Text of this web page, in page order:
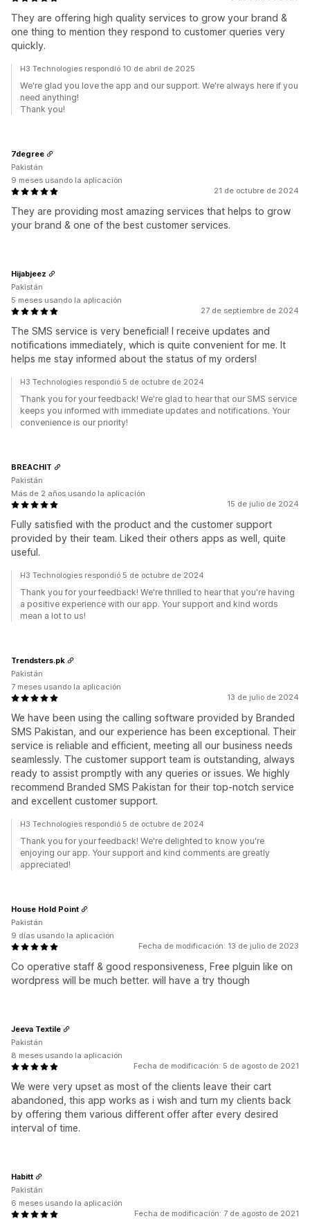
They are offering high quality services to grow your brand &
one thing to mention they respond to customer queries very
quickly.
H3 Technologies respondió 10 de abril de 2025
We're glad you love the app and our support. We're always here if you
need anything!
Thank you!
21 de octubre de 2024
They are providing most amazing services that helps to grow
your brand & one of the best customer services.
7degree
Pakistán
9 meses usando la aplicación
27 de septiembre de 2024
The SMS service is very beneficial! I receive updates and
notifications immediately, which is quite convenient for me. It
helps me stay informed about the status of my orders!
Hijabjeez
Pakistán
5 meses usando la aplicación
H3 Technologies respondió 5 de octubre de 2024
Thank you for your feedback! We're glad to hear that our SMS service
keeps you informed with immediate updates and notifications. Your
convenience is our priority!
15 de julio de 2024
Fully satisfied with the product and the customer support
provided by their team. Liked their others apps as well, quite
useful.
BREACHIT
Pakistán
Más de 2 años usando la aplicación
H3 Technologies respondió 5 de octubre de 2024
Thank you for your feedback! We're thrilled to hear that you're having
a positive experience with our app. Your support and kind words
mean a lot to us!
13 de julio de 2024
We have been using the calling software provided by Branded
SMS Pakistan, and our experience has been exceptional. Their
service is reliable and efficient, meeting all our business needs
seamlessly. The customer support team is outstanding, always
ready to assist promptly with any queries or issues. We highly
recommend Branded SMS Pakistan for their top-notch service
and excellent customer support.
Trendsters.pk
Pakistán
7 meses usando la aplicación
H3 Technologies respondió 5 de octubre de 2024
Thank you for your feedback! We're delighted to know you're
enjoying our app. Your support and kind comments are greatly
appreciated!
Fecha de modificación: 13 de julio de 2023
Co operative staff & good responsiveness, Free plguin like on
wordpress will be much better. will have a try though
House Hold Point
Pakistán
9 días usando la aplicación
Fecha de modificación: 5 de agosto de 2021
We were very upset as most of the clients leave their cart
abandoned, this app works as i wish and turn my clients back
by offering them various different offer after every desired
interval of time.
Jeeva Textile
Pakistán
8 meses usando la aplicación
Fecha de modificación: 7 de agosto de 2021
Habitt
Pakistán
6 meses usando la aplicación